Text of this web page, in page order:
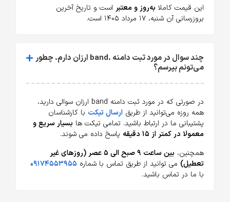
این قیمت کاملا به‌روز و معتبر است و تاریخ آخرین
بروزرسانی آن شنبه، ۱۷ مرداد ۱۴۰۵ است.
چند سوال در مورد ثبت دامنه .band ارزان دارم. چطور
می‌تونم بپرسم؟
در صورتی که در مورد ثبت دامنه band ارزان سوالی دارید،
همه روزه می‌توانید از طریق ارسال تیکت با کارشناسان
پشتیبانی ما در ارتباط باشید. تمامی تیکت ها بسیار سریع و
معمولا در کمتر از ۱۵ دقیقه
پاسخ داده می شوند.
همچنین،
بین ساعت ۹ صبح الی ۵ عصر (روزهای غیر
تعطیل) می توانید از طریق تماس با شماره ۰۹۱۷۴۵۵۳۹۵۵
با ما در تماس باشید.